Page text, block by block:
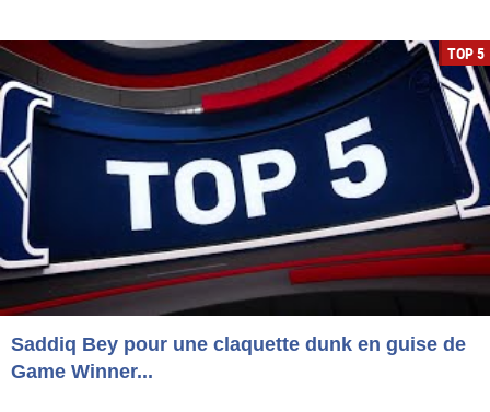
TOP 5
Saddiq Bey pour une claquette dunk en guise de
Game Winner...